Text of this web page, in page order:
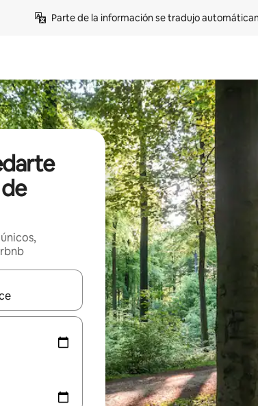
Parte de la información se tradujo
navega con las teclas de flecha hacia arriba y